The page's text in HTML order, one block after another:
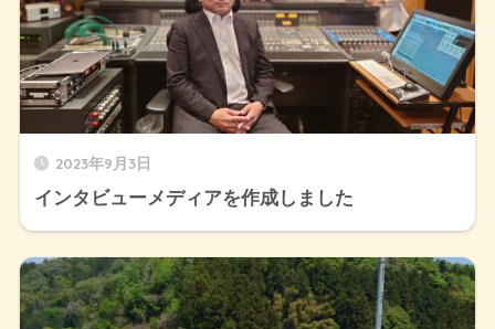
2023年9月3日
インタビューメディアを作成しました